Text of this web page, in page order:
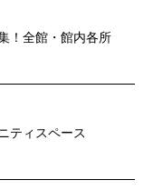
！ 全館・館内各所
ティスペース